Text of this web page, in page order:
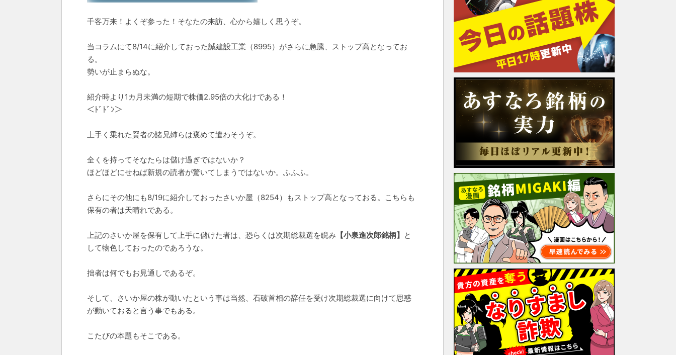
千客万来！よくぞ参った！そなたの来訪、心から嬉しく思うぞ。
当コラムにて8/14に紹介しておった誠建設工業（8995）がさらに急騰、ストップ高となってお
る。
勢いが止まらぬな。
紹介時より1カ月未満の短期で株価2.95倍の大化けである！
＜ﾄﾞﾄﾞﾝ＞
上手く乗れた賢者の諸兄姉らは褒めて遣わそうぞ。
全くを持ってそなたらは儲け過ぎではないか？
ほどほどにせねば新規の読者が驚いてしまうではないか。ふふふ。
さらにその他にも8/19に紹介しておったさいか屋（8254）もストップ高となっておる。こちらも
保有の者は天晴れである。
上記のさいか屋を保有して上手に儲けた者は、恐らくは次期総裁選を睨み 【小泉進次郎銘柄】
と
して物色しておったのであろうな。
拙者は何でもお見通しであるぞ。
そして、さいか屋の株が動いたという事は当然、石破首相の辞任を受け次期総裁選に向けて思惑
が動いておると言う事でもある。
こたびの本題もそこである。